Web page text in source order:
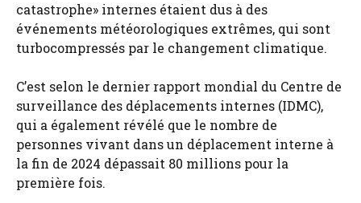
catastrophe» internes étaient dus à des
événements météorologiques extrêmes, qui sont
turbocompressés par le changement climatique.
C’est selon le dernier rapport mondial du Centre de
surveillance des déplacements internes (IDMC),
qui a également révélé que le nombre de
personnes vivant dans un déplacement interne à
la fin de 2024 dépassait 80 millions pour la
première fois.